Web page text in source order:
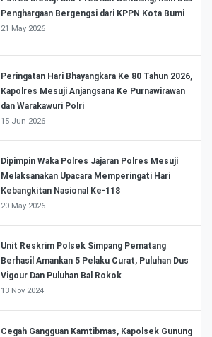
Penghargaan Bergengsi dari KPPN Kota Bumi
21 May 2026
Peringatan Hari Bhayangkara Ke 80 Tahun 2026,
Kapolres Mesuji Anjangsana Ke Purnawirawan
dan Warakawuri Polri
15 Jun 2026
Dipimpin Waka Polres Jajaran Polres Mesuji
Melaksanakan Upacara Memperingati Hari
Kebangkitan Nasional Ke-118
20 May 2026
Unit Reskrim Polsek Simpang Pematang
Berhasil Amankan 5 Pelaku Curat, Puluhan Dus
Vigour Dan Puluhan Bal Rokok
13 Nov 2024
Cegah Gangguan Kamtibmas, Kapolsek Gunung